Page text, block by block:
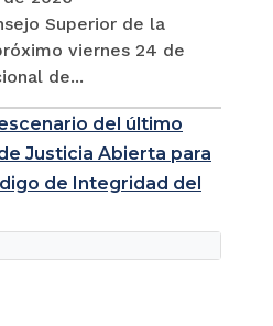
Superior de la
viernes 24 de
de...
del último
Justicia Abierta para
de Integridad del